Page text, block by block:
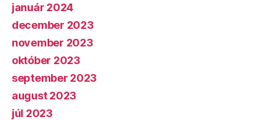
január 2024
december 2023
november 2023
október 2023
september 2023
august 2023
júl 2023